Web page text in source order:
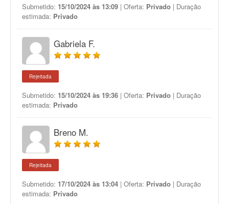
Submetido: 15/10/2024 às 13:09 | Oferta: Privado | Duração
estimada: Privado
Gabriela F.
Rejeitada
Submetido: 15/10/2024 às 19:36 | Oferta: Privado | Duração
estimada: Privado
Breno M.
Rejeitada
Submetido: 17/10/2024 às 13:04 | Oferta: Privado | Duração
estimada: Privado